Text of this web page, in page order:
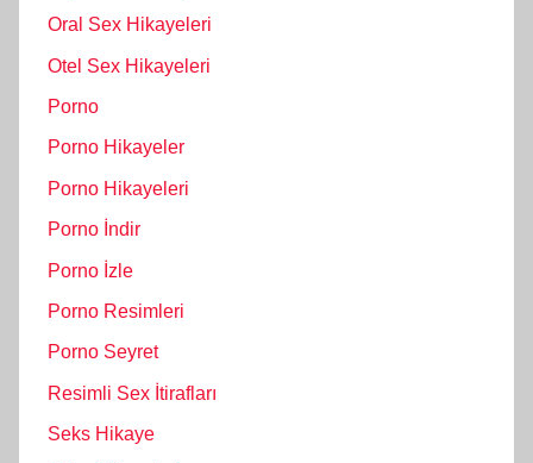
Oral Sex Hikayeleri
Otel Sex Hikayeleri
Porno
Porno Hikayeler
Porno Hikayeleri
Porno İndir
Porno İzle
Porno Resimleri
Porno Seyret
Resimli Sex İtirafları
Seks Hikaye